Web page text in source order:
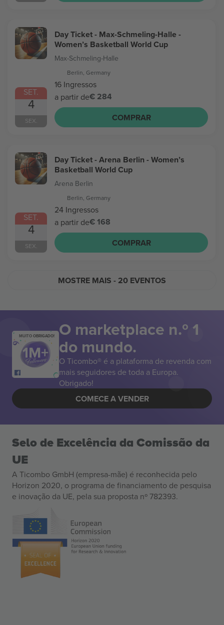
SET.
4
SEX.
Day Ticket - Max-Schmeling-Halle -
Women’s Basketball World Cup
Max-Schmeling-Halle
Berlin, Germany
16 Ingressos
a partir de€ 284
COMPRAR
SET.
4
SEX.
Day Ticket - Arena Berlin - Women’s
Basketball World Cup
Arena Berlin
Berlin, Germany
24 Ingressos
a partir de€ 168
COMPRAR
MOSTRE MAIS - 20 EVENTOS
MUITO OBRIGADO! O marketplace n.º 1
do mundo.
O Ticombo® é a plataforma de revenda com
mais seguidores de toda a Europa.
Obrigado!
COMECE A VENDER
Selo de Excelência da Comissão da
UE
A Ticombo GmbH (empresa-mãe) é reconhecida pelo
Horizon 2020, o programa de financiamento de pesquisa
e inovação da UE, pela sua proposta nº 782393.